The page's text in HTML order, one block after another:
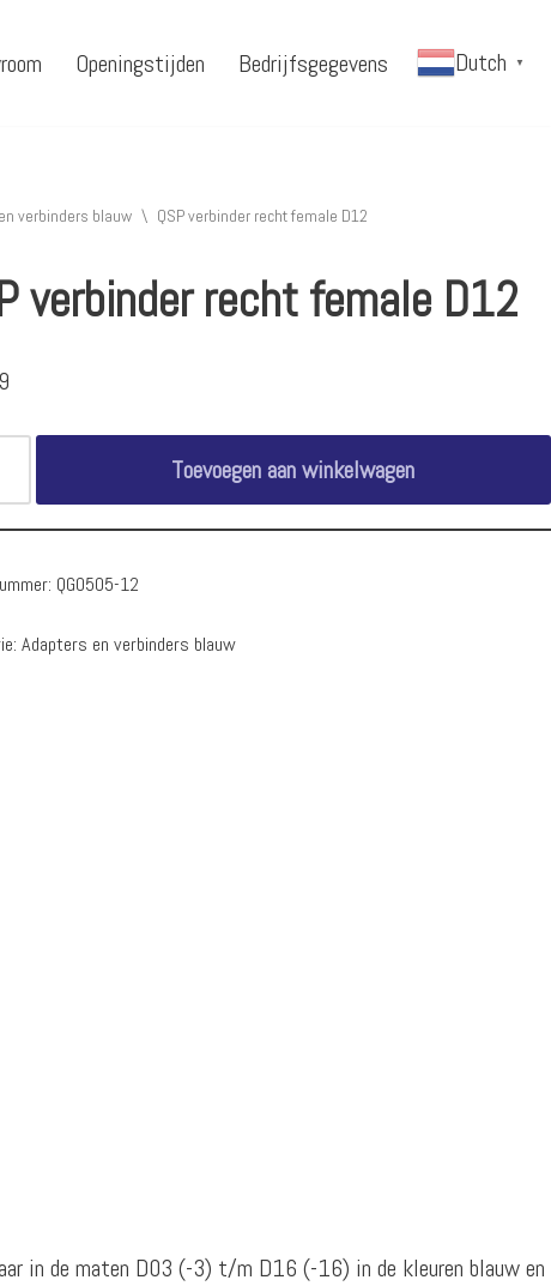
Openingstijden Bedrijfsgegevens Dutch ▼
verbinders blauw \ QSP verbinder recht female D12
verbinder recht female D12
Toevoegen aan winkelwagen
QG0505-12
Adapters en verbinders blauw
in de maten D03 (-3) t/m D16 (-16) in de kleuren blauw en